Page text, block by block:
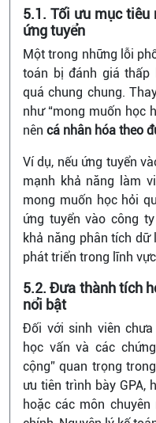
5.1. Tối ưu mục tiêu
ứng tuyển
Một trong những lỗi
toán bị đánh giá thấp
quá chung chung.
như “mong muốn học
nên cá nhân hóa theo
Ví dụ, nếu ứng tuyển
mạnh khả năng làm
mong muốn học hỏi
ứng tuyển vào công
khả năng phân tích dữ
phát triển trong lĩnh
5.2. Đưa thành tích
nổi bật
Đối với sinh viên
học vấn và các
cộng” quan trọng
ưu tiên trình bày GPA,
hoặc các môn